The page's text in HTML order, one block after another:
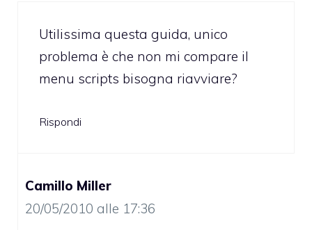
Utilissima questa guida, unico
problema è che non mi compare il
menu scripts bisogna riavviare?
Rispondi
Camillo Miller
20/05/2010 alle 17:36